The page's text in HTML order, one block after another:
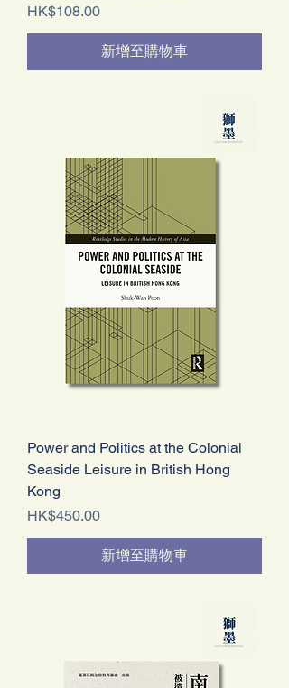
價格
HK$108.00
新增至購物車
Power and Politics at the Colonial
Seaside Leisure in British Hong
Kong
價格
HK$450.00
新增至購物車